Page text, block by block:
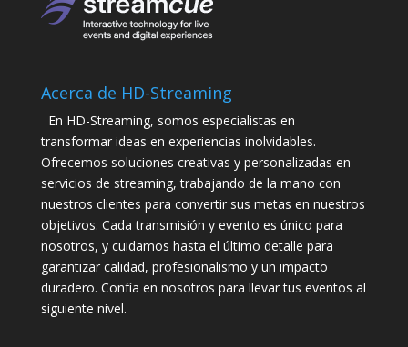
Acerca de HD-Streaming
En HD-Streaming, somos especialistas en
transformar ideas en experiencias inolvidables.
Ofrecemos soluciones creativas y personalizadas en
servicios de streaming, trabajando de la mano con
nuestros clientes para convertir sus metas en nuestros
objetivos. Cada transmisión y evento es único para
nosotros, y cuidamos hasta el último detalle para
garantizar calidad, profesionalismo y un impacto
duradero. Confía en nosotros para llevar tus eventos al
siguiente nivel.